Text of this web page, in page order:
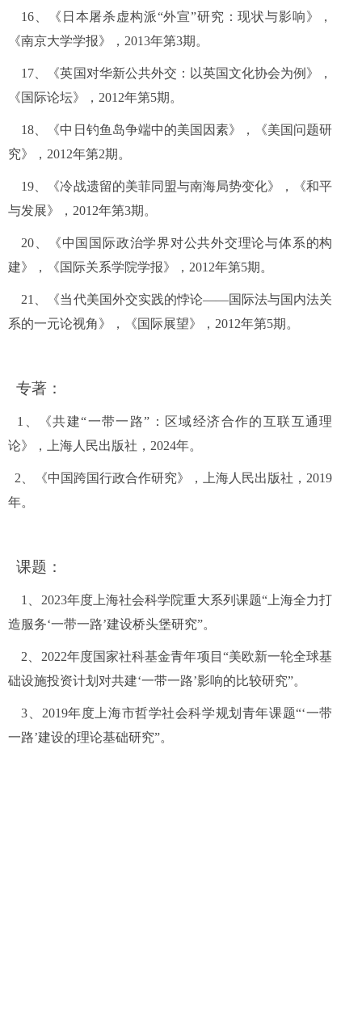
16 、《日本屠杀虚构派“外宣”研究：现状与影响》，
《南京大学学报》， 2013年第3期。
17 、《英国对华新公共外交：以英国文化协会为例》，
《国际论坛》， 2012年第5期。
18 、《中日钓鱼岛争端中的美国因素》，《美国问题研
究》， 2012年第2期。
19 、《冷战遗留的美菲同盟与南海局势变化》，《和平
与发展》， 2012年第3期。
20 、《中国国际政治学界对公共外交理论与体系的构
建》，《国际关系学院学报》， 2012年第5期。
21
、《当代美国外交实践的悖论——国际法与国内法关
系的一元论视角》，《国际展望》， 2012年第5期。
专著：
1
、《共建“一带一路”：区域经济合作的互联互通理
论》，上海人民出版社， 2024年。
2 、《中国跨国行政合作研究》，上海人民出版社， 2019
年。
课题：
1 2023年度上海社会科学院重大系列课题“上海全力打
造服务‘一带一路’建设桥头堡研究”。
2 2022年度国家社科基金青年项目“美欧新一轮全球基
础设施投资计划对共建‘一带一路’影响的比较研究”。
3 2019年度上海市哲学社会科学规划青年课题“‘一带
一路’建设的理论基础研究”。